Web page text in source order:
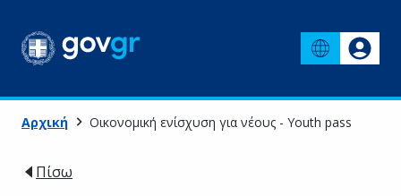
Αρχική Οικονομική ενίσχυση για νέους - Youth pass
Πίσω